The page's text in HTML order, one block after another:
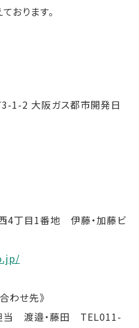
おります。
1-2 大阪ガス都市開発日
4丁目1番地 伊藤・加藤ビ
わせ先》
当 渡邉・藤田 TEL011-